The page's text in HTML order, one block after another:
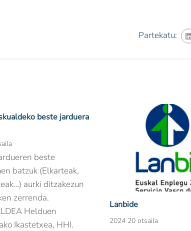
Partekatu:
beste jarduera
beste
batzuk (Elkarteak,
aurki ditzakezun
zerrenda.
Helduen
Ikastetxea, HHI.
Lanbide
2024 20 otsaila